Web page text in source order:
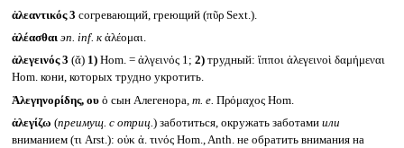
ἀλεαντικός 3 согревающий, греющий (πῦρ Sext.).
ἀλέασθαι эп. inf. кἀλέομαι.
ἀλεγεινός 3 (ᾰ) 1)Hom. = ἀλγεινός 1; 2)трудный: ἵπποι ἀλεγεινοὶ δαμήμεναι
Hom. кони, которых трудно укротить.
Ἀλεγηνορίδης, ουὁ сын Алегенора, т. е. Πρόμαχος Hom.
ἀλεγίζω (преимущ. с отриц.) заботиться, окружать заботами или
вниманием (τι Arst.): οὐκ ἀ. τινός Hom., Anth. не обратить внимания на